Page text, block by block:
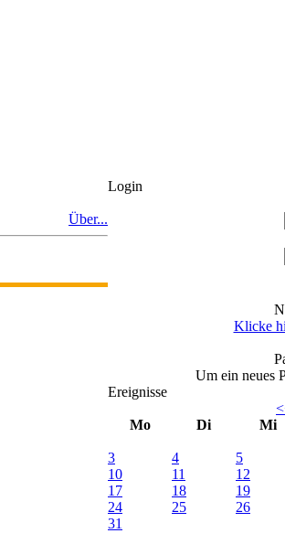
Über...
Login
Klicke
Um ein neues
Ereignisse
Mo
Di Mi
3
4 5
10
11 12
17
18 19
24
25 26
31